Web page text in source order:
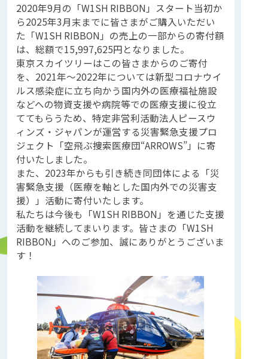
2020年9月の「W1SH RIBBON」スタート当初か
ら2025年3月末までに皆さまがご購入いただい
た「W1SH RIBBON」の売上の一部からの寄付額
は、総額で15,997,625円となりました。
東京スカイツリーはこの皆さまからのご寄付
を、2021年～2022年については新型コロナウイ
ルス感染症に立ち向かう国内外の医療福祉施設
などへの物資支援や病院等での医療支援に役立
ててもらうため、特定非営利活動法人ピースウ
ィンズ・ジャパンが運営する災害緊急支援プロ
ジェクト「空飛ぶ捜索医療団“ARROWS”」に寄
付いたしました。
また、2023年からも引き続き同団体による「災
害緊急支援（医療を軸とした国内外での災害支
援）」活動に寄付いたします。
私たちは今後も「W1SH RIBBON」を通じた支援
活動を継続してまいります。皆さまの「W1SH
RIBBON」へのご参加、誠にありがとうございま
す！